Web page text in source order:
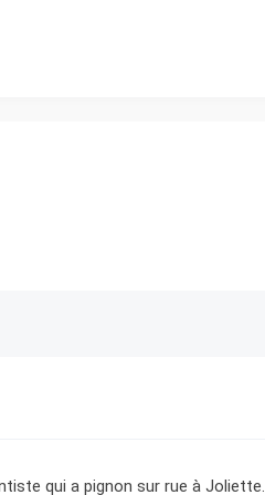
qui a pignon sur rue à Joliette.